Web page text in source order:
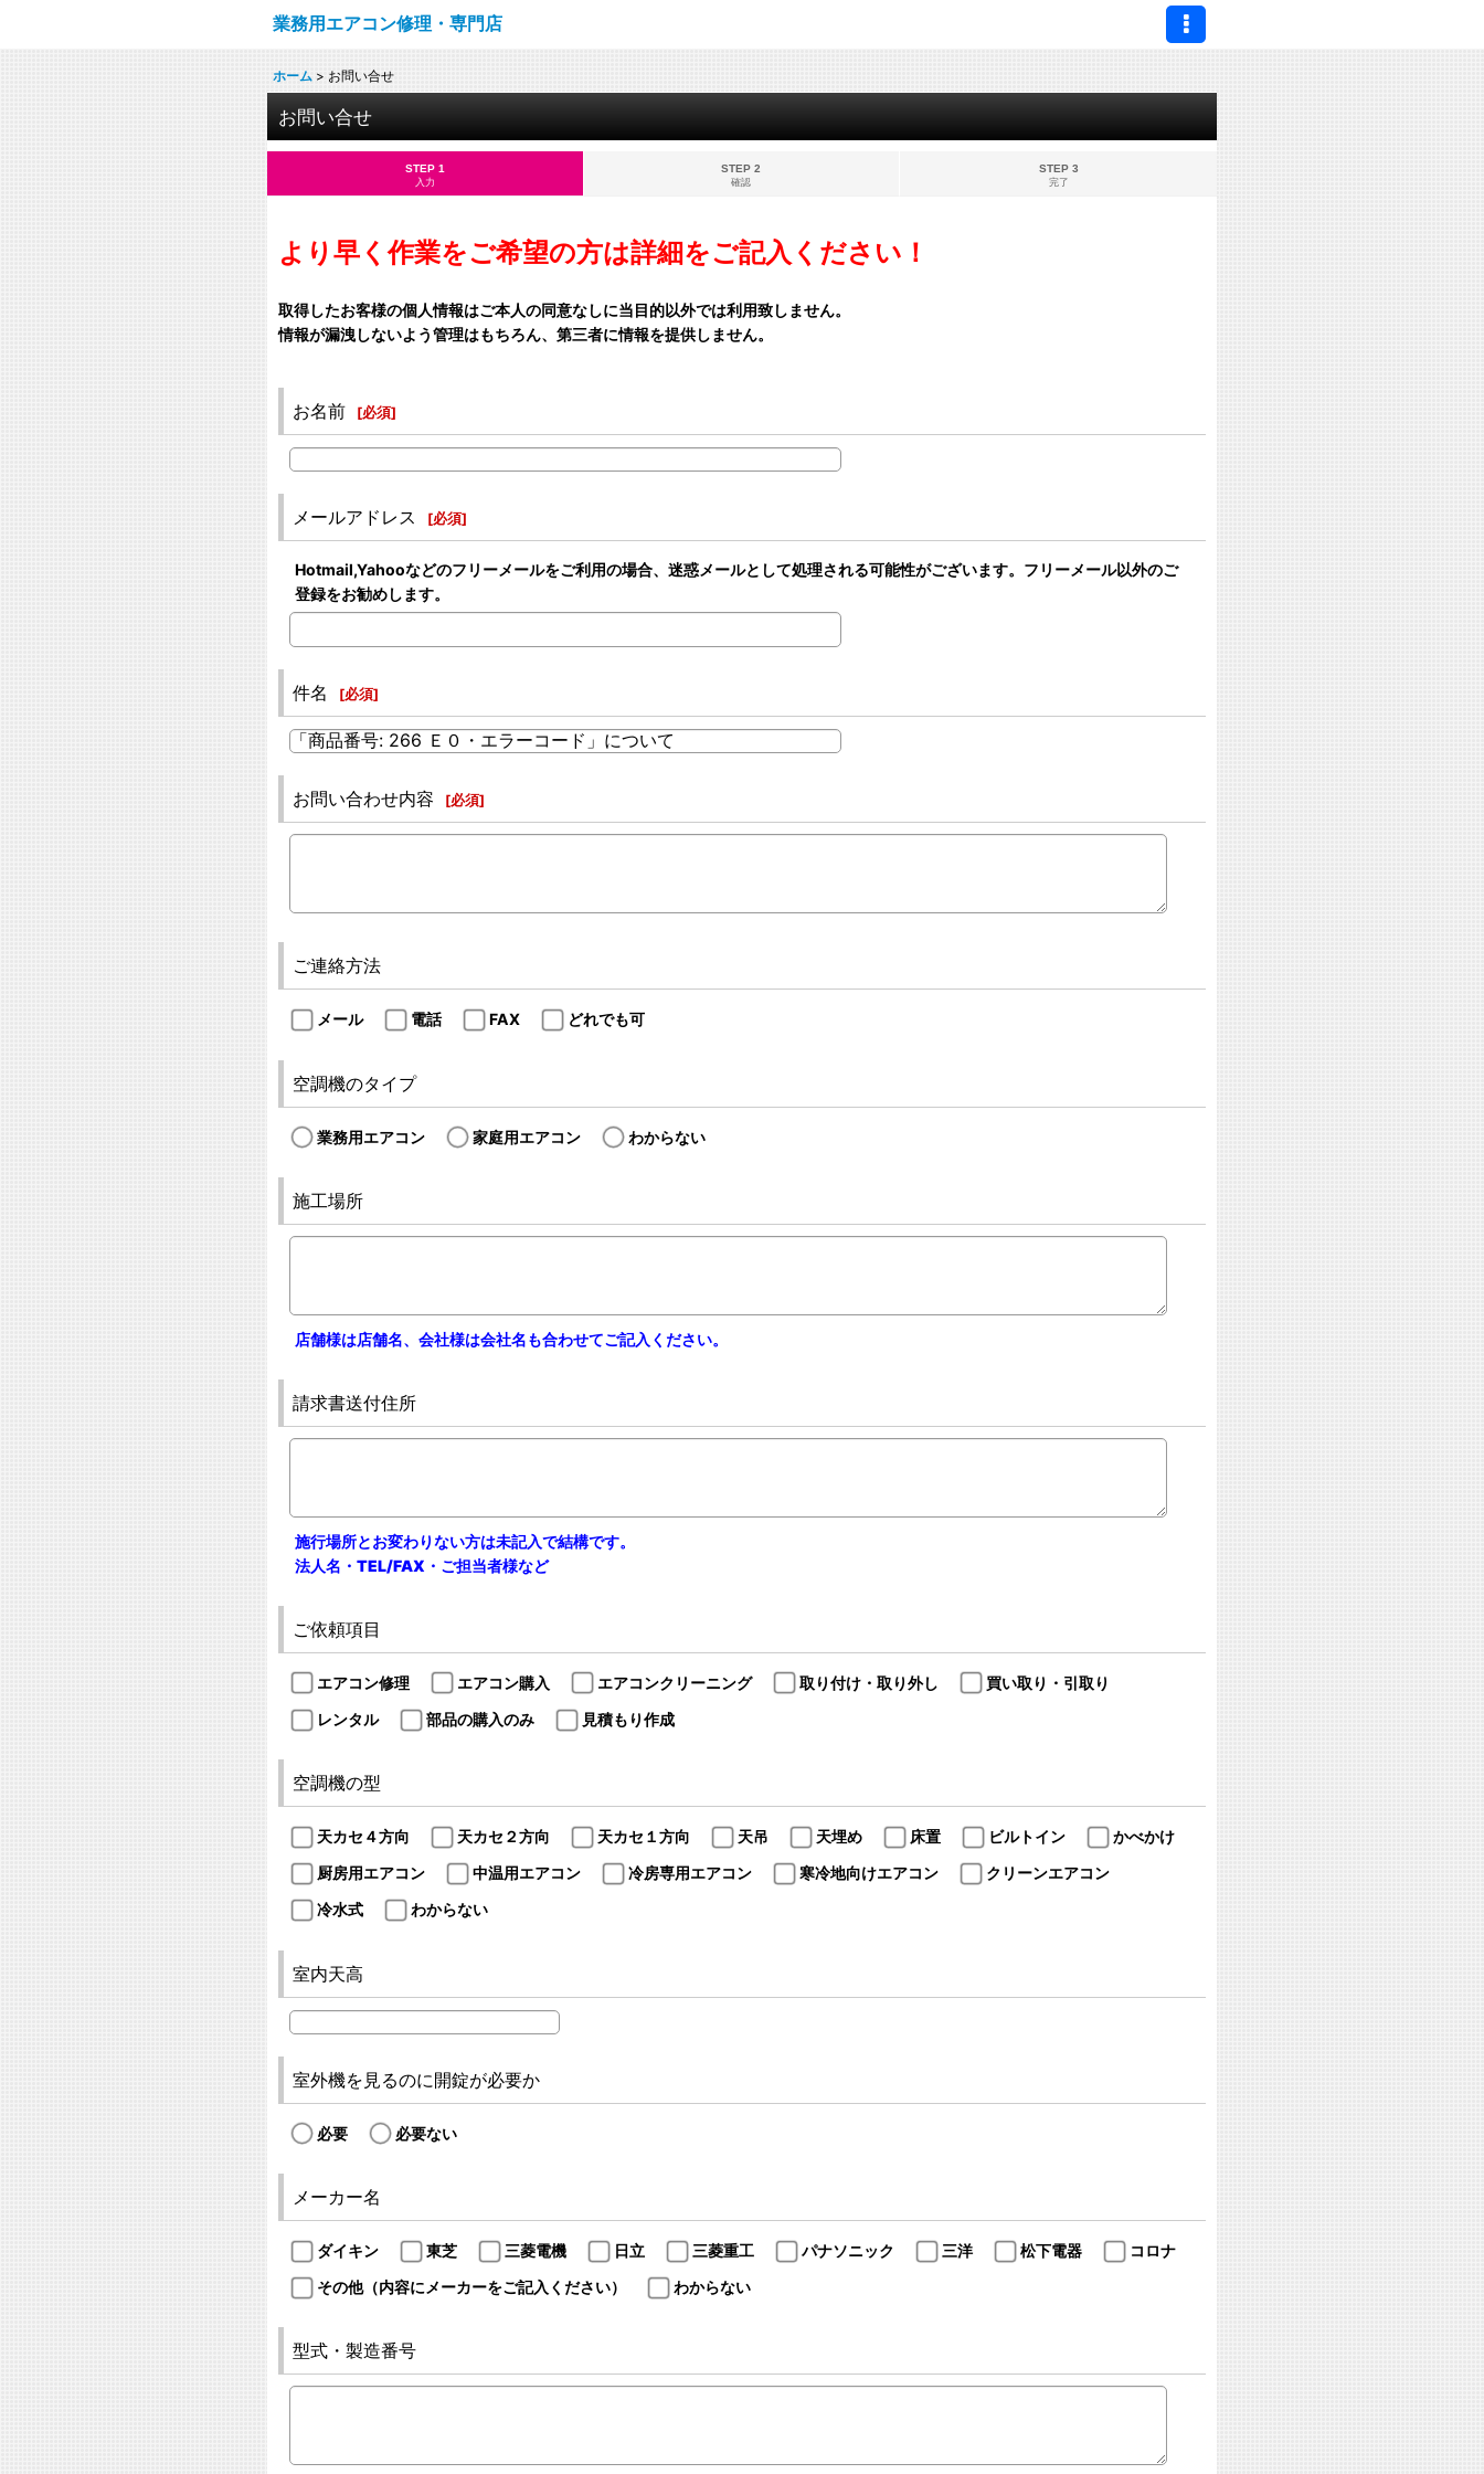
業務用エアコン修理・専門店
ホーム > お問い合せ
お問い合せ
STEP 1
入力
STEP 2
確認
STEP 3
完了
より早く作業をご希望の方は詳細をご記入ください！
取得したお客様の個人情報はご本人の同意なしに当目的以外では利用致しません。
情報が漏洩しないよう管理はもちろん、第三者に情報を提供しません。
お名前 [必須]
メールアドレス [必須]
Hotmail,Yahooなどのフリーメールをご利用の場合、迷惑メールとして処理される可能性がございます。フリーメール以外のご
登録をお勧めします。
件名 [必須]
お問い合わせ内容 [必須]
ご連絡方法
メール 電話 FAX どれでも可
空調機のタイプ
業務用エアコン 家庭用エアコン わからない
施工場所
店舗様は店舗名、会社様は会社名も合わせてご記入ください。
請求書送付住所
施行場所とお変わりない方は未記入で結構です。
法人名・TEL/FAX・ご担当者様など
ご依頼項目
エアコン修理 エアコン購入 エアコンクリーニング 取り付け・取り外し
買い取り・引取り
レンタル
部品の購入のみ 見積もり作成
空調機の型
天カセ４方向 天カセ２方向 天カセ１方向 天吊 天埋め 床置 ビルトイン
かべかけ
厨房用エアコン
中温用エアコン 冷房専用エアコン 寒冷地向けエアコン
クリーンエアコン
冷水式
わからない
室内天高
室外機を見るのに開錠が必要か
必要 必要ない
メーカー名
ダイキン 東芝 三菱電機 日立 三菱重工 パナソニック 三洋 松下電器
コロナ
その他（内容にメーカーをご記入ください）
わからない
型式・製造番号